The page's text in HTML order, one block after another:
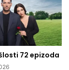
72 epizoda